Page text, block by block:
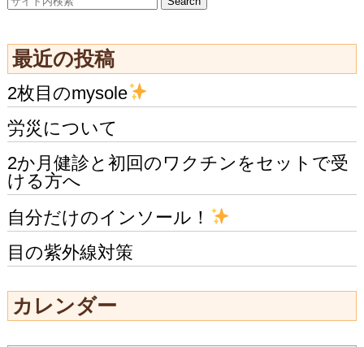
最近の投稿
2枚目のmysole
労災について
2か月健診と初回のワクチンをセットで受
ける方へ
自分だけのインソール！
目の紫外線対策
カレンダー